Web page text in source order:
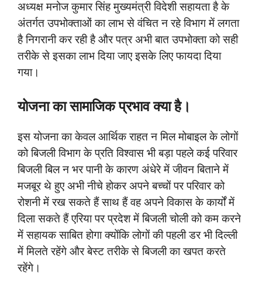
अध्यक्ष मनोज कुमार सिंह मुख्यमंत्री विदेशी सहायता है के
अंतर्गत उपभोक्ताओं का लाभ से वंचित न रहे विभाग में लगता
है निगरानी कर रही है और पत्र अभी बात उपभोक्ता को सही
तरीके से इसका लाभ दिया जाए इसके लिए फायदा दिया
गया।
योजना का सामाजिक प्रभाव क्या है।
इस योजना का केवल आर्थिक राहत न मिल मोबाइल के लोगों
को बिजली विभाग के प्रति विश्वास भी बड़ा पहले कई परिवार
बिजली बिल न भर पानी के कारण अंधेरे में जीवन बिताने में
मजबूर थे हुए अभी नीचे होकर अपने बच्चों पर परिवार को
रोशनी में रख सकते हैं साथ हैं वह अपने विकास के कार्यों में
दिला सकते हैं एरिया पर प्रदेश में बिजली चोली को कम करने
में सहायक साबित होगा क्योंकि लोगों की पहली डर भी दिल्ली
में मिलते रहेंगे और बेस्ट तरीके से बिजली का खपत करते
रहेंगे।